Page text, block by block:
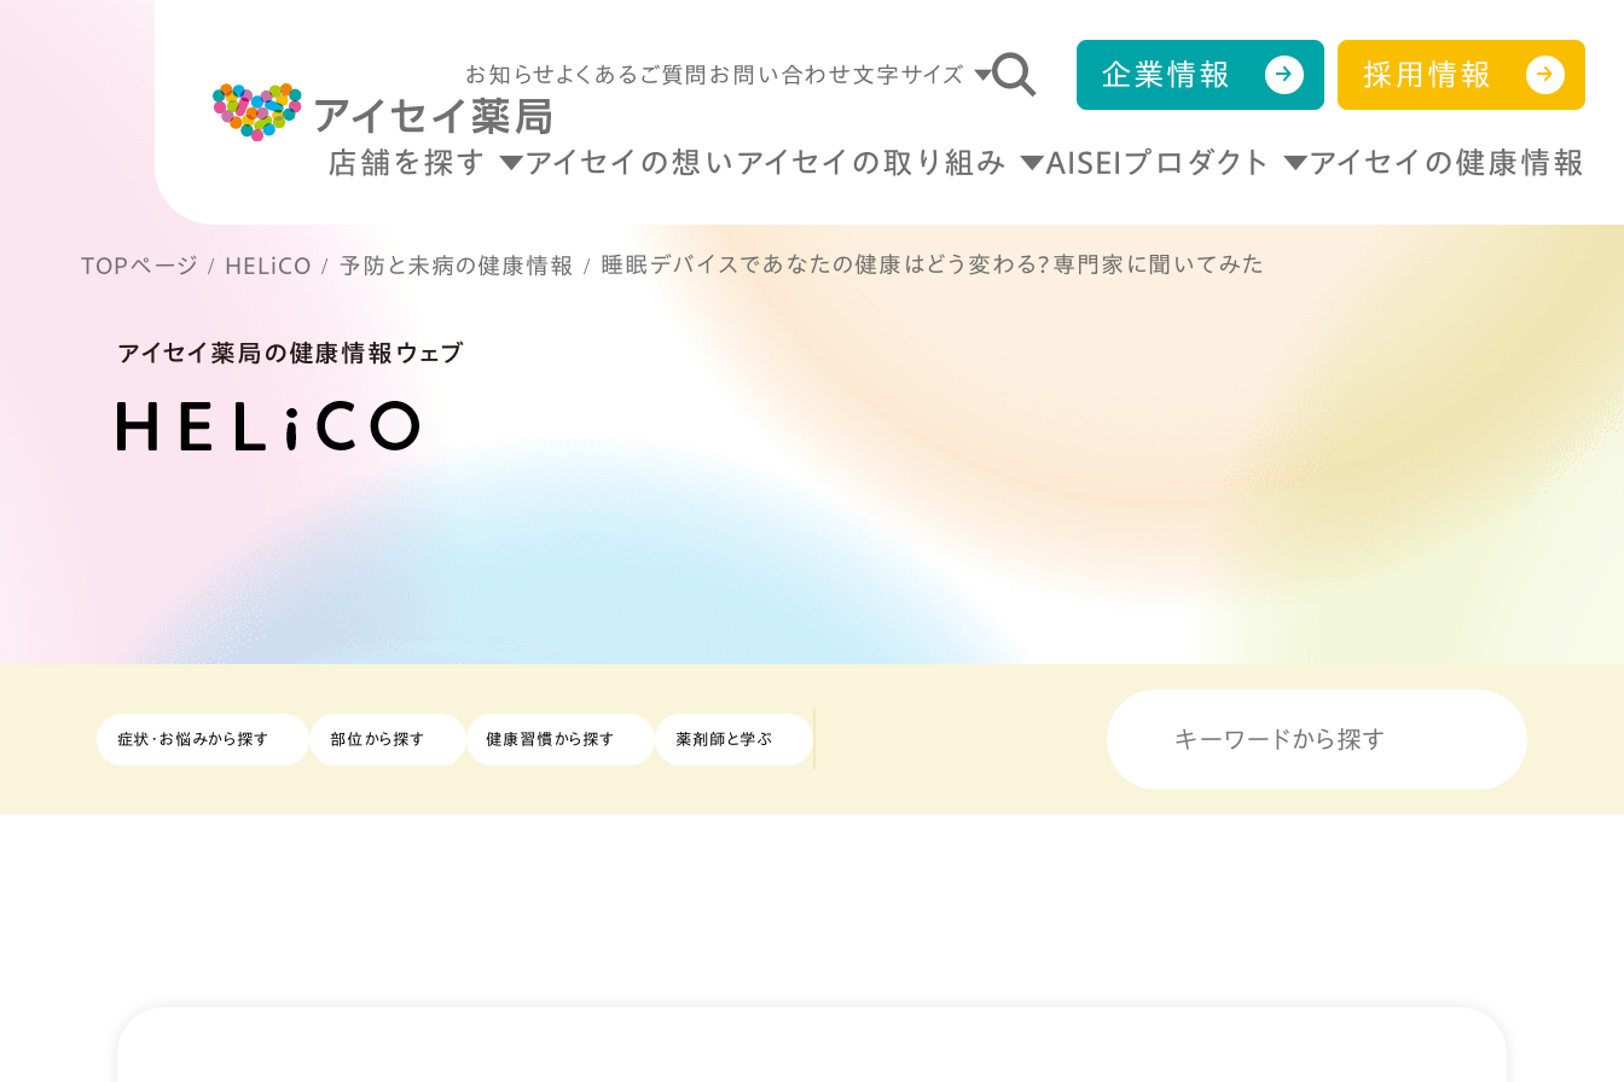
お知らせよくあるご質問 お問い合わせ文字サイズ 企業情報 採用情報
店舗を探す アイセイの想い アイセイの取り組み AISEIプロダクト アイセイの健康情報
TOPページ HELiCO 予防と未病の健康情報 睡眠デバイスであなたの健康はどう変わる？専門家に聞いてみた
アイセイ薬局の健康情報ウェブ
症状・お悩みから探す 部位から探す 健康習慣から探す 薬剤師と学ぶ